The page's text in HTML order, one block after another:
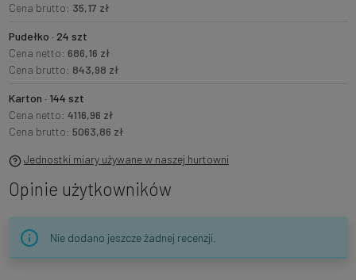
Cena brutto: 35,17 zł
Pudełko · 24 szt
Cena netto: 686,16 zł
Cena brutto: 843,98 zł
Karton · 144 szt
Cena netto: 4116,96 zł
Cena brutto: 5063,86 zł
Jednostki miary używane w naszej hurtowni
Opinie użytkowników
Nie dodano jeszcze żadnej recenzji.